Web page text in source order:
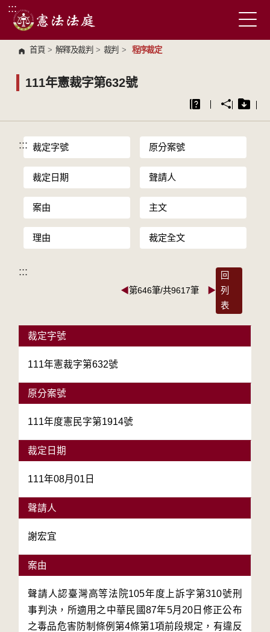
跳到主要內容區塊
:::
首頁 > 解釋及裁判 > 裁判 > 程序裁定
111年憲裁字第632號
::: 裁定字號 原分案號
裁定日期 聲請人
案由 主文
理由 裁定全文
:::
◀第646筆/共9617筆 ▶
回
列
表
裁定字號
111年憲裁字第632號
原分案號
111年度憲民字第1914號
裁定日期
111年08月01日
聲請人
謝宏宜
案由
聲請人認臺灣高等法院105年度上訴字第310號刑
事判決，所適用之中華民國87年5月20日修正公布
之毒品危害防制條例第4條第1項前段規定，有違反